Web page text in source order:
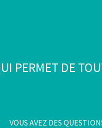
PERMET DE
VOUS AVEZ DES